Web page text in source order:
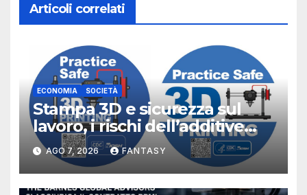
Articoli correlati
ECONOMIA SOCIETÀ
Stampa 3D e sicurezza sul
lavoro, i rischi dell’additive
manufacturing secondo
NIOSH
AGO 7, 2026 FANTASY